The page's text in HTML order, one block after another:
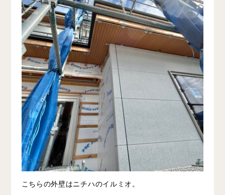
こちらの外壁はニチハのイルミオ。